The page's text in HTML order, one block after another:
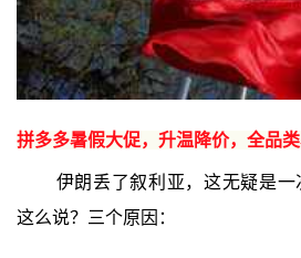
拼多多暑假大促，升温降价，全品
伊朗丢了叙利亚，这无疑是
这么说？三个原因：